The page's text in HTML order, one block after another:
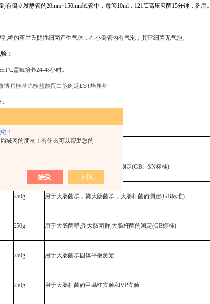
！
域网的朋友！有什么可以帮助您的
有倒立发酵管的20mm×150mm试管中，每管10ml，121℃高压灭菌15分钟，备用。
糖的革兰氏阴性细菌产生气体，在小倒管内有气泡；其它细菌无气泡。
：
需氧培养24-48小时。
汤（LST）相关产品:
产品规格 产品说明及用途
用于粪大肠菌群、大肠杆菌的测定(GB、SN标准)
250g 用于大肠菌群，粪大肠菌群，大肠杆菌的测定(GB标准)
250g 用于大肠菌群,粪大肠菌群,大肠杆菌的测定(GB标准)
250g 用于大肠菌群固体平板测定
250g 用于大肠杆菌的甲基红实验和VP实验